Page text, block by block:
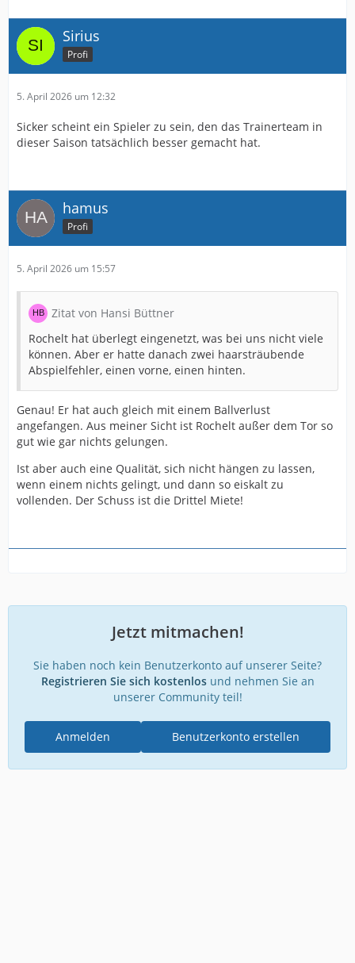
Sirius
Profi
5. April 2026 um 12:32
Sicker scheint ein Spieler zu sein, den das Trainerteam in
dieser Saison tatsächlich besser gemacht hat.
hamus
Profi
5. April 2026 um 15:57
Zitat von Hansi Büttner
Rochelt hat überlegt eingenetzt, was bei uns nicht viele
können. Aber er hatte danach zwei haarsträubende
Abspielfehler, einen vorne, einen hinten.
Genau! Er hat auch gleich mit einem Ballverlust
angefangen. Aus meiner Sicht ist Rochelt außer dem Tor so
gut wie gar nichts gelungen.
Ist aber auch eine Qualität, sich nicht hängen zu lassen,
wenn einem nichts gelingt, und dann so eiskalt zu
vollenden. Der Schuss ist die Drittel Miete!
Jetzt mitmachen!
Sie haben noch kein Benutzerkonto auf unserer Seite?
Registrieren Sie sich kostenlosund nehmen Sie an
unserer Community teil!
Benutzerkonto erstellen
Anmelden